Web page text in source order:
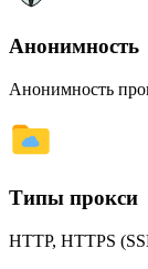
Анонимность
Анонимность
Типы прокси
HTTP, HTTPS